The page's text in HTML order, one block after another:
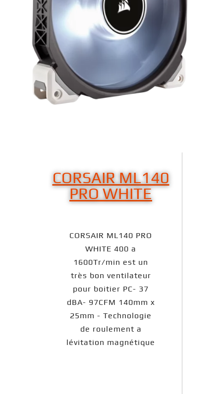
CORSAIR ML140
PRO WHITE
CORSAIR ML140 PRO
WHITE 400 a
1600Tr/min est un
très bon ventilateur
pour boitier PC- 37
dBA- 97CFM 140mm x
25mm - Technologie
de roulement a
lévitation magnétique